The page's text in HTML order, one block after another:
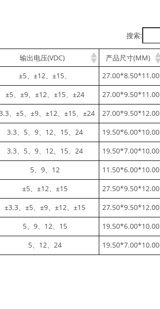
搜索:
输出电压(VDC) 产品尺寸(MM)
±5、±12、±15、 27.00*8.50*11.00
±5、±9、±12、±15、±24 27.00*9.50*11.00
、±5、±9、±12、±15、±24 27.00*9.50*12.00
3.3、5、9、12、15、24 19.50*6.00*10.00
3.3、5、9、12、15、24 19.50*7.00*10.00
5、9、12 11.50*6.00*10.00
±5、±12、±15 27.50*9.50*12.00
±3.3、±5、±9、±12、±15 27.50*9.50*12.00
5、9、12、15 19.50*6.00*10.00
5、12、24 19.50*7.00*10.00